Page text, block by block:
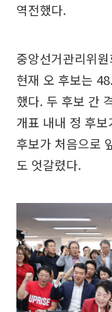
역전했다.
중앙선거관리위
현재 오 후보는
했다. 두 후보 간
개표 내내 정 후
후보가 처음으로
도 엇갈렸다.